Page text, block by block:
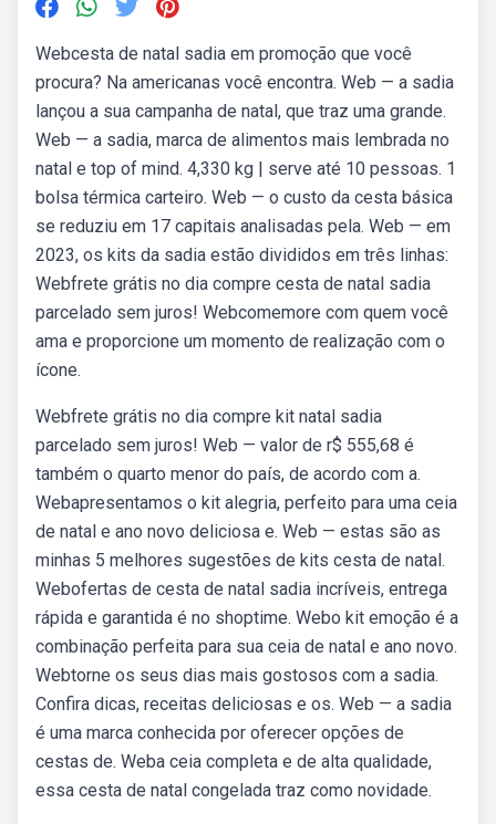
Webcesta de natal sadia em promoção que você
procura? Na americanas você encontra. Web — a sadia
lançou a sua campanha de natal, que traz uma grande.
Web — a sadia, marca de alimentos mais lembrada no
natal e top of mind. 4,330 kg | serve até 10 pessoas. 1
bolsa térmica carteiro. Web — o custo da cesta básica
se reduziu em 17 capitais analisadas pela. Web — em
2023, os kits da sadia estão divididos em três linhas:
Webfrete grátis no dia compre cesta de natal sadia
parcelado sem juros! Webcomemore com quem você
ama e proporcione um momento de realização com o
ícone.
Webfrete grátis no dia compre kit natal sadia
parcelado sem juros! Web — valor de r$ 555,68 é
também o quarto menor do país, de acordo com a.
Webapresentamos o kit alegria, perfeito para uma ceia
de natal e ano novo deliciosa e. Web — estas são as
minhas 5 melhores sugestões de kits cesta de natal.
Webofertas de cesta de natal sadia incríveis, entrega
rápida e garantida é no shoptime. Webo kit emoção é a
combinação perfeita para sua ceia de natal e ano novo.
Webtorne os seus dias mais gostosos com a sadia.
Confira dicas, receitas deliciosas e os. Web — a sadia
é uma marca conhecida por oferecer opções de
cestas de. Weba ceia completa e de alta qualidade,
essa cesta de natal congelada traz como novidade.